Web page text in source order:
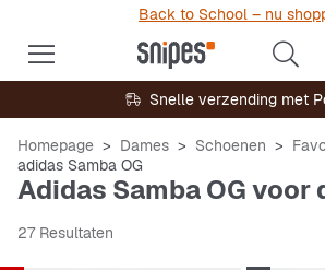
Back to School – nu
Snelle verzending met
Homepage Dames Schoenen
adidas Samba OG
Adidas Samba OG voor
27 Resultaten